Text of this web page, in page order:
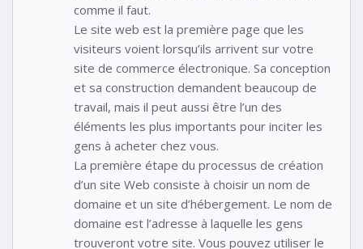
comme il faut.
Le site web est la première page que les
visiteurs voient lorsqu’ils arrivent sur votre
site de commerce électronique. Sa conception
et sa construction demandent beaucoup de
travail, mais il peut aussi être l’un des
éléments les plus importants pour inciter les
gens à acheter chez vous.
La première étape du processus de création
d’un site Web consiste à choisir un nom de
domaine et un site d’hébergement. Le nom de
domaine est l’adresse à laquelle les gens
trouveront votre site. Vous pouvez utiliser le